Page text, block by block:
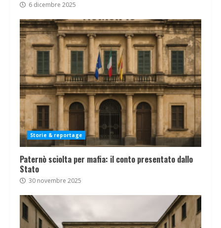
6 dicembre 2025
Storie & reportage
Paternò sciolta per mafia: il conto presentato dallo
Stato
30 novembre 2025